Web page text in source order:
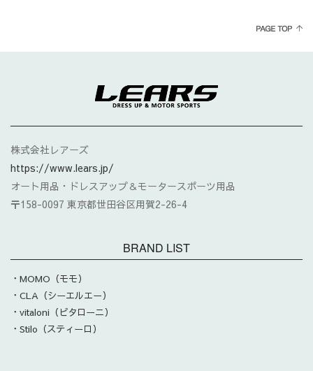
株式会社レアーズ
https://www.lears.jp/
オート用品・ドレスアップ＆モータースポーツ用品
〒158-0097 東京都世田谷区用賀2-26-4
BRAND LIST
・MOMO（モモ）
・CLA（シーエルエー）
・vitaloni（ビタローニ）
・Stilo（スティーロ）